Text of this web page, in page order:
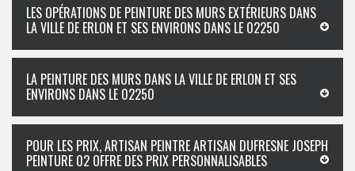
LES OPÉRATIONS DE PEINTURE DES MURS EXTÉRIEURS DANS
LA VILLE DE ERLON ET SES ENVIRONS DANS LE 02250
LA PEINTURE DES MURS DANS LA VILLE DE ERLON ET SES
ENVIRONS DANS LE 02250
POUR LES PRIX, ARTISAN PEINTRE ARTISAN DUFRESNE JOSEPH
PEINTURE 02 OFFRE DES PRIX PERSONNALISABLES